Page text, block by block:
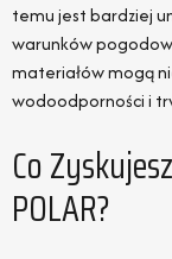
temu jest bardziej
warunków
materiałów mogą
wodoodporności i
Co
POLAR?